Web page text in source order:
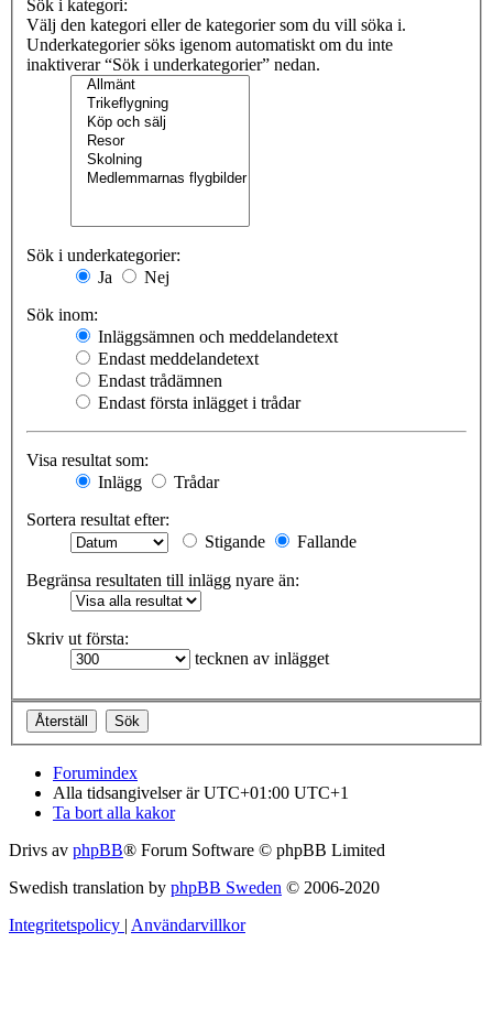
Sök i kategori:
Välj den kategori eller de kategorier som du vill söka i.
Underkategorier söks igenom automatiskt om du inte
inaktiverar “Sök i underkategorier” nedan.
Sök i underkategorier:
Ja
Nej
Sök inom:
Inläggsämnen och meddelandetext
Endast meddelandetext
Endast trådämnen
Endast första inlägget i trådar
Visa resultat som:
Inlägg
Trådar
Sortera resultat efter:
Stigande
Fallande
Begränsa resultaten till inlägg nyare än:
Skriv ut första:
tecknen av inlägget
Forumindex
Alla tidsangivelser är UTC+01:00 UTC+1
Ta bort alla kakor
Drivs av phpBB® Forum Software © phpBB Limited
Swedish translation by phpBB Sweden © 2006-2020
Integritetspolicy | Användarvillkor